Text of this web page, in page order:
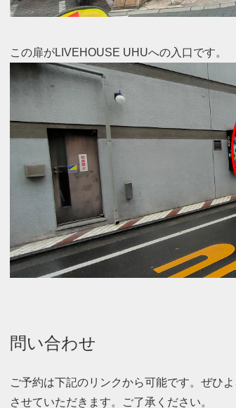
この扉がLIVEHOUSE UHUへの入口です。
問い合わせ
ご予約は下記のリンクから可能です。ぜひ
させていただきます。ご了承ください。